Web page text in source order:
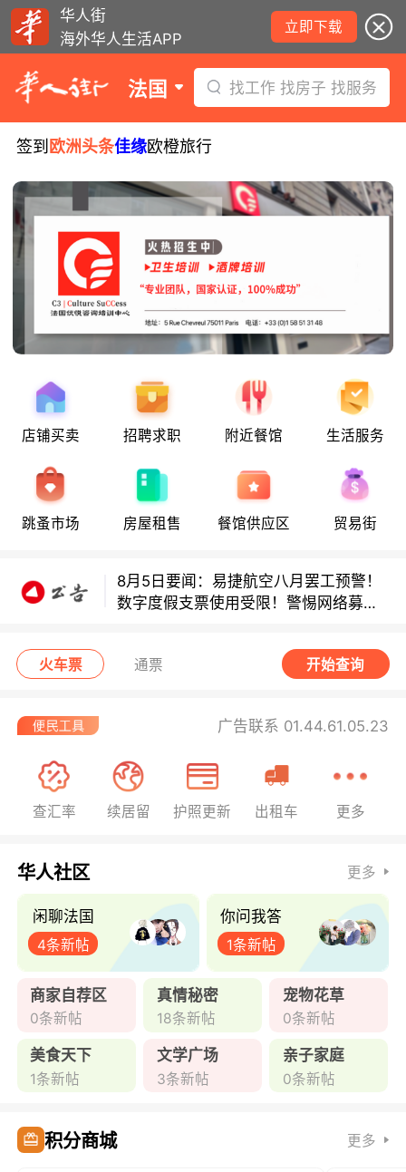
华人街
海外华人生活APP
立即下载
法国 找工作 找房子 找服务
签到 欧洲头条佳缘欧橙旅行
店铺买卖 招聘求职 附近餐馆 生活服务
跳蚤市场 房屋租售 餐馆供应区 贸易街
8月5日要闻：易捷航空八月罢工预警！
数字度假支票使用受限！警惕网络募捐
骗局！
无栏杆收费站逃费将重罚！
多款避孕套因安全缺陷召回！
8月5日要闻：易捷航空八月罢工预警！
数字度假支票使用受限！警惕网络募捐
骗局！
无栏杆收费站逃费将重罚！
火车票 通票 开始查询
广告联系 01.44.61.05.23
查汇率 续居留 护照更新 出租车 更多
华人社区 更多
闲聊法国
4条新帖
你问我答
1条新帖
商家自荐区
0条新帖
真情秘密
18条新帖
宠物花草
0条新帖
美食天下
1条新帖
文学广场
3条新帖
亲子家庭
0条新帖
积分商城 更多